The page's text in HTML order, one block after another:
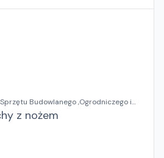
Budowlanego ,Ogrodniczego i
z nożem